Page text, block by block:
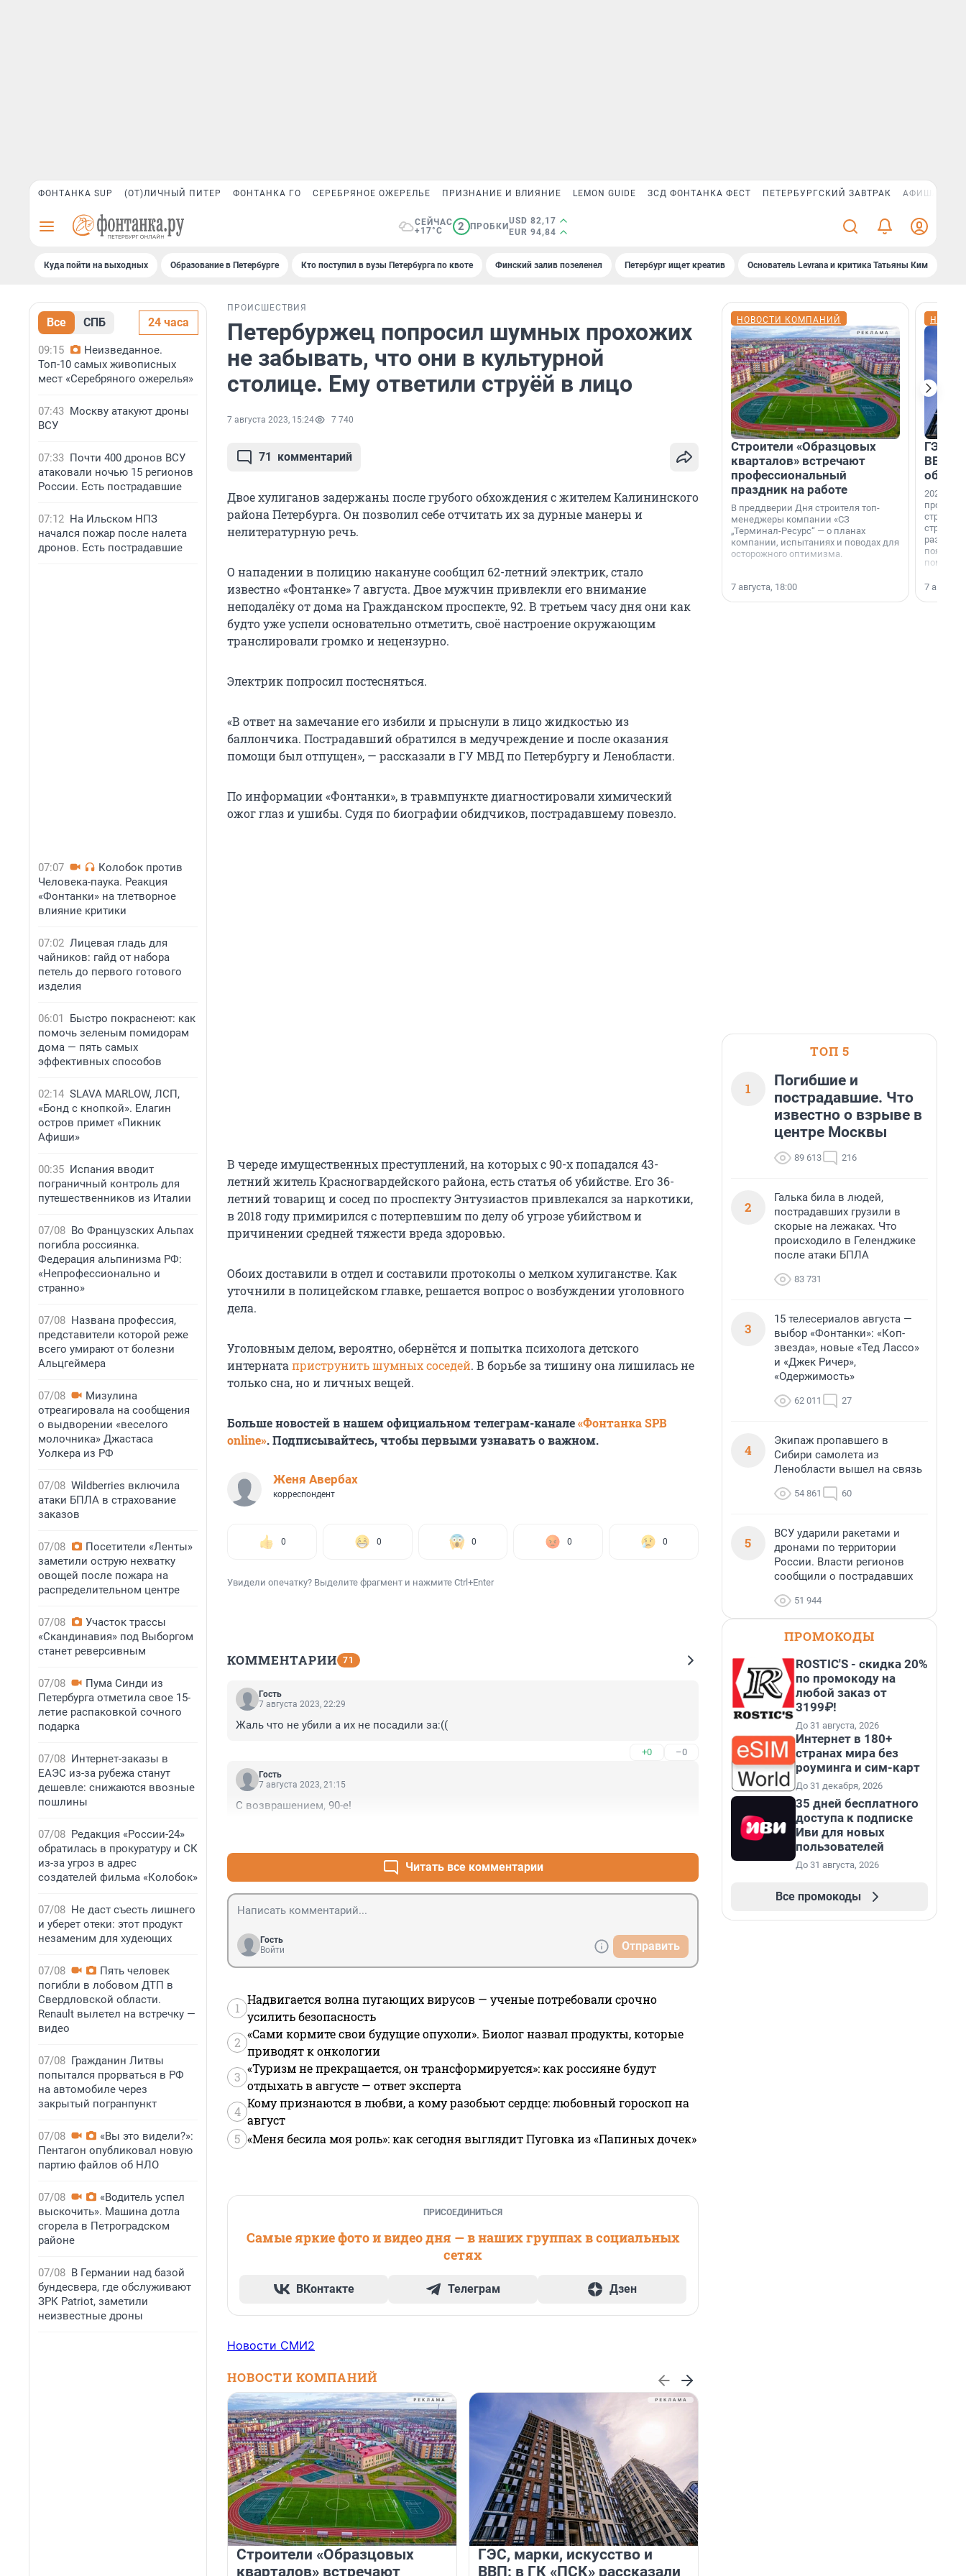
ФОНТАНКА SUP (ОТ)ЛИЧНЫЙ ПИТЕР ФОНТАНКА ГО СЕРЕБРЯНОЕ ОЖЕРЕЛЬЕ ПРИЗНАНИЕ И ВЛИЯНИЕ LEMON GUIDE ЗСД ФОНТАНКА ФЕСТ ПЕТЕРБУРГСКИЙ ЗАВТРАК АФИША PLUS
СЕЙЧАС
+17°C
2 ПРОБКИ
USD 82,17
EUR 94,84
Куда пойти на выходных Образование в Петербурге Кто поступил в вузы Петербурга по квоте Финский залив позеленел Петербург ищет креатив Основатель Levrana и критика Татьяны Ким
Все СПБ 24 часа
09:15
Неизведанное.
Топ-10 самых живописных
мест «Серебряного ожерелья»
07:43 Москву атакуют дроны
ВСУ
07:33 Почти 400 дронов ВСУ
атаковали ночью 15 регионов
России. Есть пострадавшие
07:12 На Ильском НПЗ
начался пожар после налета
дронов. Есть пострадавшие
07:07
Колобок против
Человека-паука. Реакция
«Фонтанки» на тлетворное
влияние критики
07:02 Лицевая гладь для
чайников: гайд от набора
петель до первого готового
изделия
06:01
Быстро покраснеют: как
помочь зеленым помидорам
дома — пять самых
эффективных способов
02:14 SLAVA MARLOW, ЛСП,
«Бонд с кнопкой». Елагин
остров примет «Пикник
Афиши»
00:35 Испания вводит
пограничный контроль для
путешественников из Италии
07/08 Во Французских Альпах
погибла россиянка.
Федерация альпинизма РФ:
«Непрофессионально и
странно»
07/08 Названа профессия,
представители которой реже
всего умирают от болезни
Альцгеймера
07/08
Мизулина
отреагировала на сообщения
о выдворении «веселого
молочника» Джастаса
Уолкера из РФ
07/08 Wildberries включила
атаки БПЛА в страхование
заказов
07/08
Посетители «Ленты»
заметили острую нехватку
овощей после пожара на
распределительном центре
07/08
Участок трассы
«Скандинавия» под Выборгом
станет реверсивным
07/08
Пума Синди из
Петербурга отметила свое 15-
летие распаковкой сочного
подарка
07/08 Интернет-заказы в
ЕАЭС из-за рубежа станут
дешевле: снижаются ввозные
пошлины
07/08 Редакция «России-24»
обратилась в прокуратуру и СК
из-за угроз в адрес
создателей фильма «Колобок»
07/08 Не даст съесть лишнего
и уберет отеки: этот продукт
незаменим для худеющих
07/08
Пять человек
погибли в лобовом ДТП в
Свердловской области.
Renault вылетел на встречку —
видео
07/08 Гражданин Литвы
попытался прорваться в РФ
на автомобиле через
закрытый погранпункт
07/08
«Вы это видели?»:
Пентагон опубликовал новую
партию файлов об НЛО
07/08
«Водитель успел
выскочить». Машина дотла
сгорела в Петроградском
районе
07/08 В Германии над базой
бундесвера, где обслуживают
ЗРК Patriot, заметили
неизвестные дроны
ПРОИСШЕСТВИЯ
Петербуржец попросил шумных прохожих
не забывать, что они в культурной
столице. Ему ответили струёй в лицо
7 августа 2023, 15:24 7 740
71 комментарий
Двое хулиганов задержаны после грубого обхождения с жителем Калининского
района Петербурга. Он позволил себе отчитать их за дурные манеры и
нелитературную речь.
О нападении в полицию накануне сообщил 62-летний электрик, стало
известно «Фонтанке» 7 августа. Двое мужчин привлекли его внимание
неподалёку от дома на Гражданском проспекте, 92. В третьем часу дня они как
будто уже успели основательно отметить, своё настроение окружающим
транслировали громко и нецензурно.
Электрик попросил постесняться.
«В ответ на замечание его избили и прыснули в лицо жидкостью из
баллончика. Пострадавший обратился в медучреждение и после оказания
помощи был отпущен», — рассказали в ГУ МВД по Петербургу и Ленобласти.
По информации «Фонтанки», в травмпункте диагностировали химический
ожог глаз и ушибы. Судя по биографии обидчиков, пострадавшему повезло.
В череде имущественных преступлений, на которых с 90-х попадался 43-
летний житель Красногвардейского района, есть статья об убийстве. Его 36-
летний товарищ и сосед по проспекту Энтузиастов привлекался за наркотики,
в 2018 году примирился с потерпевшим по делу об угрозе убийством и
причинении средней тяжести вреда здоровью.
Обоих доставили в отдел и составили протоколы о мелком хулиганстве. Как
уточнили в полицейском главке, решается вопрос о возбуждении уголовного
дела.
Уголовным делом, вероятно, обернётся и попытка психолога детского
интерната приструнить шумных соседей. В борьбе за тишину она лишилась не
только сна, но и личных вещей.
Больше новостей в нашем официальном телеграм-канале«Фонтанка SPB
online». Подписывайтесь, чтобы первыми узнавать о важном.
Женя Авербах
корреспондент
0 0 0 0 0
Увидели опечатку? Выделите фрагмент и нажмите Ctrl+Enter
КОММЕНТАРИИ 71
Гость
7 августа 2023, 22:29
Жаль что не убили а их не посадили за:((
+0 –0
Гость
7 августа 2023, 21:15
С возврашением, 90-е!
Читать все комментарии
Гость
Войти
Отправить
1
Надвигается волна пугающих вирусов — ученые потребовали срочно
усилить безопасность
2
«Сами кормите свои будущие опухоли». Биолог назвал продукты, которые
приводят к онкологии
3
«Туризм не прекращается, он трансформируется»: как россияне будут
отдыхать в августе — ответ эксперта
4
Кому признаются в любви, а кому разобьют сердце: любовный гороскоп на
август
5 «Меня бесила моя роль»: как сегодня выглядит Пуговка из «Папиных дочек»
ПРИСОЕДИНИТЬСЯ
Самые яркие фото и видео дня — в наших группах в социальных
сетях
ВКонтакте Телеграм Дзен
Новости СМИ2
НОВОСТИ КОМПАНИЙ
Строители «Образцовых
кварталов» встречают
ГЭС, марки, искусство и
ВВП: в ГК «ПСК» рассказали
НОВОСТИ КОМПАНИЙ
Строители «Образцовых
кварталов» встречают
профессиональный
праздник на работе
В преддверии Дня строителя топ-
менеджеры компании «СЗ
„Терминал-Ресурс“ — о планах
компании, испытаниях и поводах для
осторожного оптимизма.
7 августа, 18:00
ГЭС,
ВВП: в
об
2026-й —
раз. В
7
ТОП 5
1
Погибшие и
пострадавшие. Что
известно о взрыве в
центре Москвы
89 613 216
2
Галька била в людей,
пострадавших грузили в
скорые на лежаках. Что
происходило в Геленджике
после атаки БПЛА
83 731
3
15 телесериалов августа —
выбор «Фонтанки»: «Коп-
звезда», новые «Тед Лассо»
и «Джек Ричер»,
«Одержимость»
62 011 27
4
Экипаж пропавшего в
Сибири самолета из
Ленобласти вышел на связь
54 861 60
5
ВСУ ударили ракетами и
дронами по территории
России. Власти регионов
сообщили о пострадавших
51 944
ПРОМОКОДЫ
ROSTIC'S - скидка 20%
по промокоду на
любой заказ от
3199₽!
До 31 августа, 2026
Интернет в 180+
странах мира без
роуминга и сим-карт
До 31 декабря, 2026
35 дней бесплатного
доступа к подписке
Иви для новых
пользователей
До 31 августа, 2026
Все промокоды